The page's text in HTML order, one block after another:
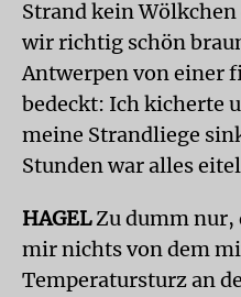
Strand kein
wir richtig schön
Antwerpen von einer
bedeckt: Ich kicherte
meine Strandliege
Stunden war alles
HAGELZu dumm nur,
mir nichts von dem
Temperatursturz an